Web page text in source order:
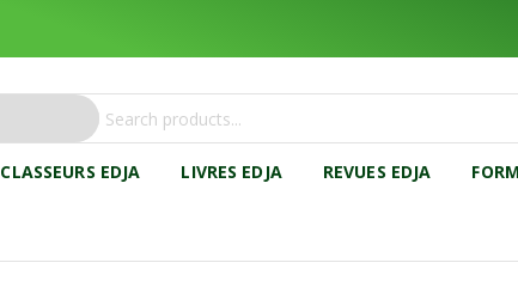
CLASSEURS EDJA LIVRES EDJA REVUES EDJA